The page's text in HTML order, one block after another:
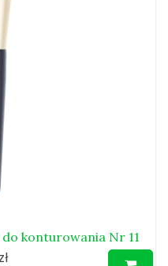
konturowania Nr 11